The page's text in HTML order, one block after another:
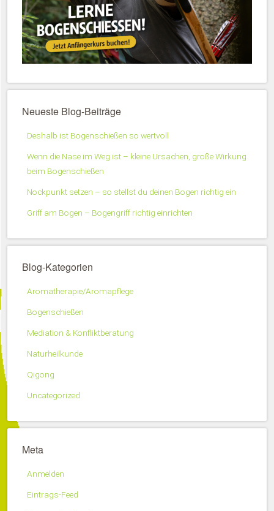
Neueste Blog-Beiträge
Deshalb ist Bogenschießen so wertvoll
Wenn die Nase im Weg ist – kleine Ursachen, große Wirkung
beim Bogenschießen
Nockpunkt setzen – so stellst du deinen Bogen richtig ein
Griff am Bogen – Bogengriff richtig einrichten
Blog-Kategorien
Aromatherapie/Aromapflege
Bogenschießen
Mediation & Konfliktberatung
Naturheilkunde
Qigong
Uncategorized
Meta
Anmelden
Eintrags-Feed